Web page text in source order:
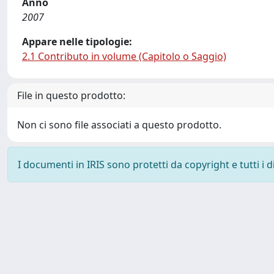
2007
Appare nelle tipologie:
2.1 Contributo in volume (Capitolo o Saggio)
File in questo prodotto:
Non ci sono file associati a questo prodotto.
I documenti in IRIS sono protetti da copyright e tutti i